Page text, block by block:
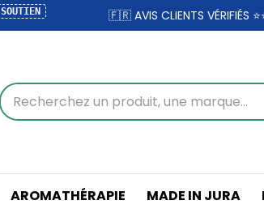
SOUTIEN 🇫🇷 AVIS CLIENTS VÉRIFIÉS
AROMATHÉRAPIE MADE IN JURA